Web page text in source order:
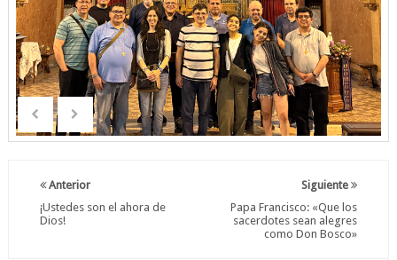
Siguiente
Papa Francisco: «Que los
sacerdotes sean alegres
como Don Bosco»
Anterior
¡Ustedes son el ahora de
Dios!